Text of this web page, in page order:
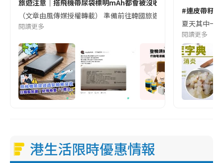
旅遊注意｜搭飛機帶尿袋標明mAh都會被沒收😱出發前切記檢查
（文章由風傳媒授權轉載） 準備前往韓國旅遊的民眾，近期要
閱讀更多
#連皮帶籽
夏天其中一
閱讀更多
港生活限時優惠情報